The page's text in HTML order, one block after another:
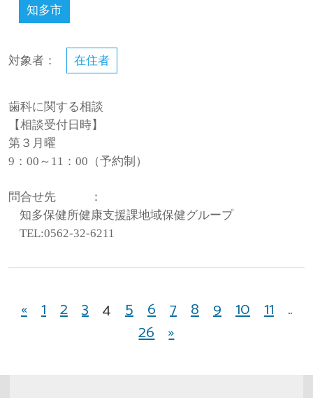
知多市
対象者： 在住者
歯科に関する相談
【相談受付日時】
第３月曜
9：00～11：00（予約制）
問合せ先
：
知多保健所健康支援課地域保健グループ
TEL:0562-32-6211
« 1 2 3 4 5 6 7 8 9 10 11 ..
26 »